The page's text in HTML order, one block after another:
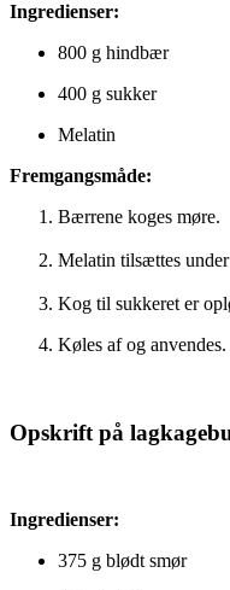
Ingredienser:
800 g hindbær
400 g sukker
Melatin
Fremgangsmåde:
Bærrene koges møre.
Melatin tilsættes
Kog til sukkeret er
Køles af og anvendes.
Opskrift på
Ingredienser:
375 g blødt smør